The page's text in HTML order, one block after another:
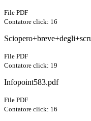
File PDF
Contatore click: 16
File PDF
Contatore click: 19
Infopoint583.pdf
File PDF
Contatore click: 16